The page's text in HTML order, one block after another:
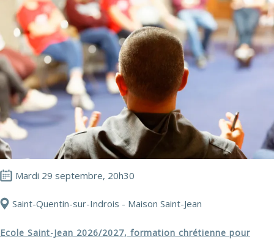
Mardi 29 septembre, 20h30
Saint-Quentin-sur-Indrois - Maison Saint-Jean
Ecole Saint-Jean 2026/2027, formation chrétienne pour